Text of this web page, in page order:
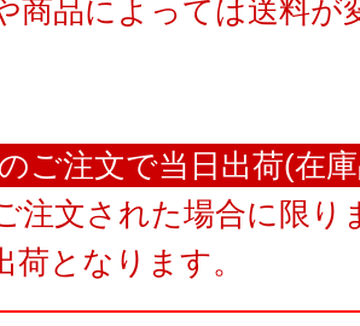
商品によっては送料が
ご注文で当日出荷(在
注文された場合に限り
荷となります。